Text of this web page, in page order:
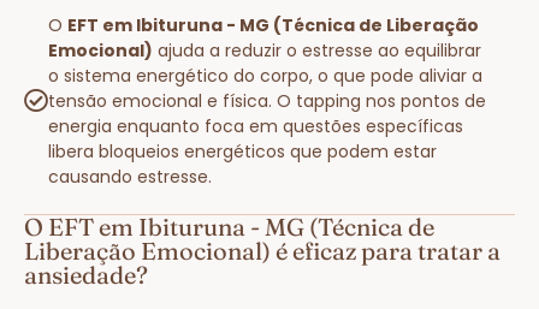
O EFT em Ibituruna - MG (Técnica de Liberação
Emocional) ajuda a reduzir o estresse ao equilibrar
o sistema energético do corpo, o que pode aliviar a
tensão emocional e física. O tapping nos pontos de
energia enquanto foca em questões específicas
libera bloqueios energéticos que podem estar
causando estresse.
O EFT em Ibituruna - MG (Técnica de
Liberação Emocional) é eficaz para tratar a
ansiedade?